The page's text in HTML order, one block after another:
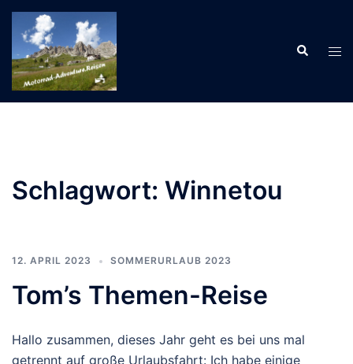
Zum
Inhalt
springen
Suche
Schlagwort: Winnetou
12. APRIL 2023 SOMMERURLAUB 2023
Tom’s Themen-Reise
Hallo zusammen, dieses Jahr geht es bei uns mal
getrennt auf große Urlaubsfahrt: Ich habe einige